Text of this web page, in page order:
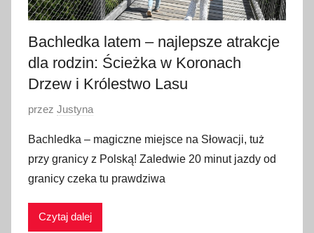
i
2
0
2
Bachledka latem – najlepsze atrakcje
dla rodzin: Ścieżka w Koronach
Drzew i Królestwo Lasu
O
u
b
l
i
przez Justyna
Bachledka – magiczne miejsce na Słowacji, tuż
przy granicy z Polską! Zaledwie 20 minut jazdy od
granicy czeka tu prawdziwa
Czytaj dalej